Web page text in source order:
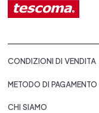
CONDIZIONI DI VENDITA
METODO DI PAGAMENTO
CHI SIAMO